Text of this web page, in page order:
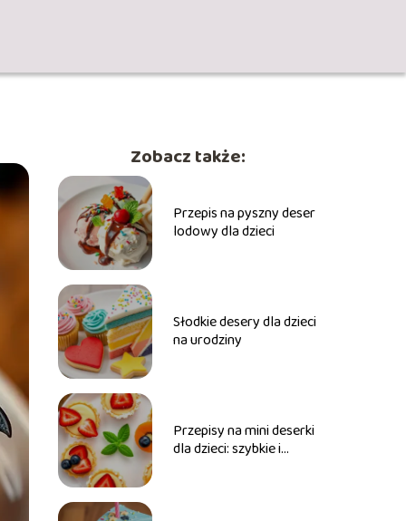
Zobacz także:
Przepis na pyszny deser
lodowy dla dzieci
Słodkie desery dla dzieci
na urodziny
Przepisy na mini deserki
dla dzieci: szybkie i